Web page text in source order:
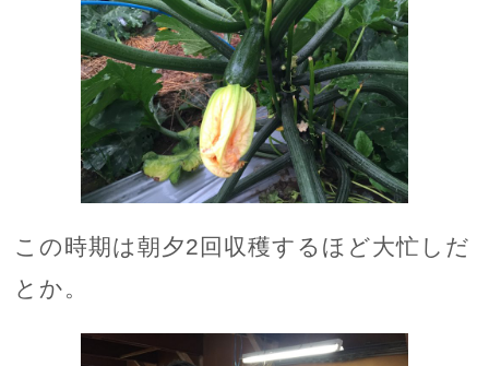
この時期は朝夕2回収穫するほど大忙しだ
とか。